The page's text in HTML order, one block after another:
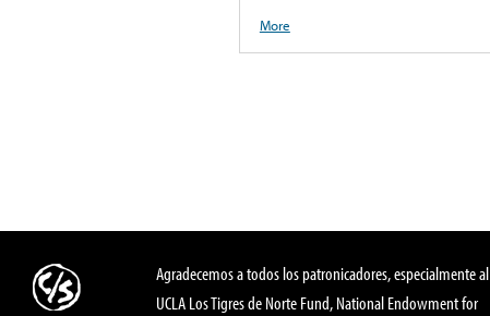
More
Agradecemos a todos los patronicadores, especialmente al
UCLA Los Tigres de Norte Fund, National Endowment for